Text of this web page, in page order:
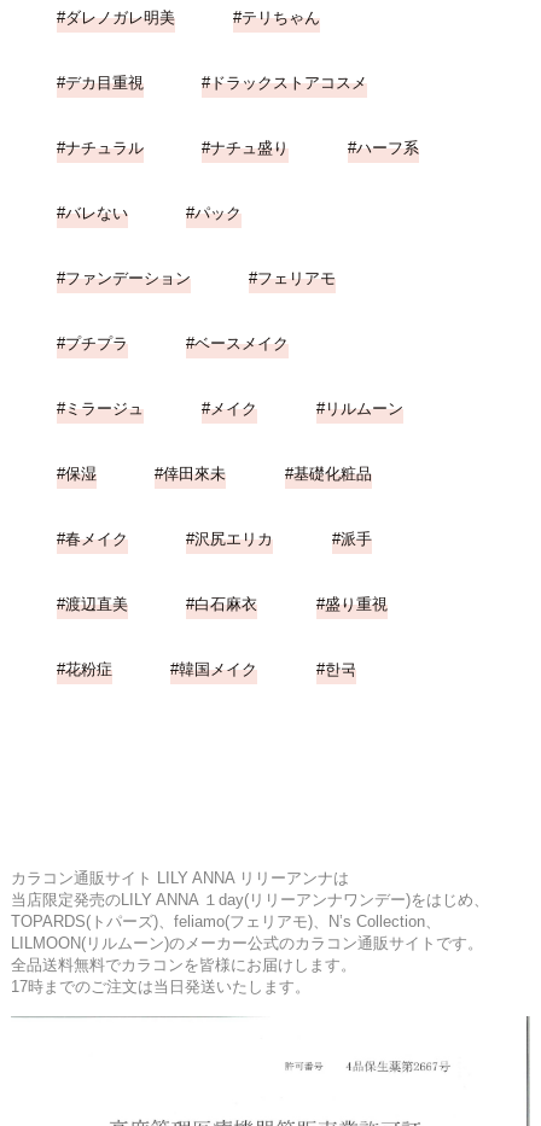
ダレノガレ明美 テリちゃん
デカ目重視 ドラックストアコスメ
ナチュラル ナチュ盛り ハーフ系
バレない パック
ファンデーション フェリアモ
プチプラ ベースメイク
ミラージュ メイク リルムーン
保湿 倖田來未 基礎化粧品
春メイク 沢尻エリカ 派手
渡辺直美 白石麻衣 盛り重視
花粉症 韓国メイク 한국
カラコン通販サイト LILY ANNA リリーアンナは
当店限定発売のLILY ANNA １day(リリーアンナワンデー)をはじめ、
TOPARDS(トパーズ)、feliamo(フェリアモ)、N’s Collection、
LILMOON(リルムーン)のメーカー公式のカラコン通販サイトです。
全品送料無料でカラコンを皆様にお届けします。
17時までのご注文は当日発送いたします。